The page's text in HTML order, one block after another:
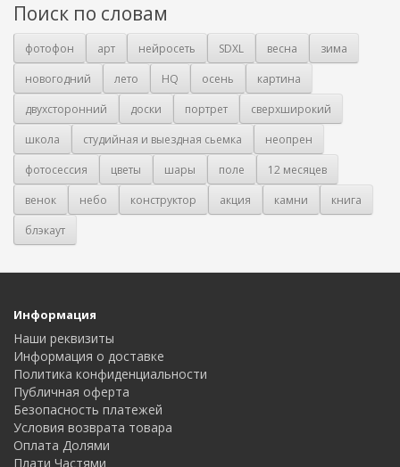
Поиск по словам
фотофон арт нейросеть SDXL весна
зима
новогодний
лето HQ осень
картина
двухсторонний
доски портрет
сверхширокий
школа
студийная и выездная сьемка
неопрен
фотосессия
цветы шары поле
12 месяцев
венок
небо конструктор акция камни
книга
блэкаут
Информация
Наши реквизиты
Информация о доставке
Политика конфиденциальности
Публичная оферта
Безопасность платежей
Условия возврата товара
Оплата Долями
Плати Частями